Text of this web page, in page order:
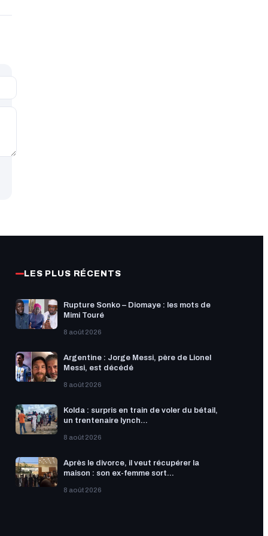
LES PLUS RÉCENTS
Rupture Sonko – Diomaye : les mots de
Mimi Touré
8 août 2026
Argentine : Jorge Messi, père de Lionel
Messi, est décédé
8 août 2026
Kolda : surpris en train de voler du bétail,
un trentenaire lynch...
8 août 2026
Après le divorce, il veut récupérer la
maison : son ex-femme sort...
8 août 2026